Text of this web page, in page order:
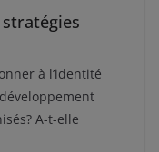
à l’identité
A-t-elle